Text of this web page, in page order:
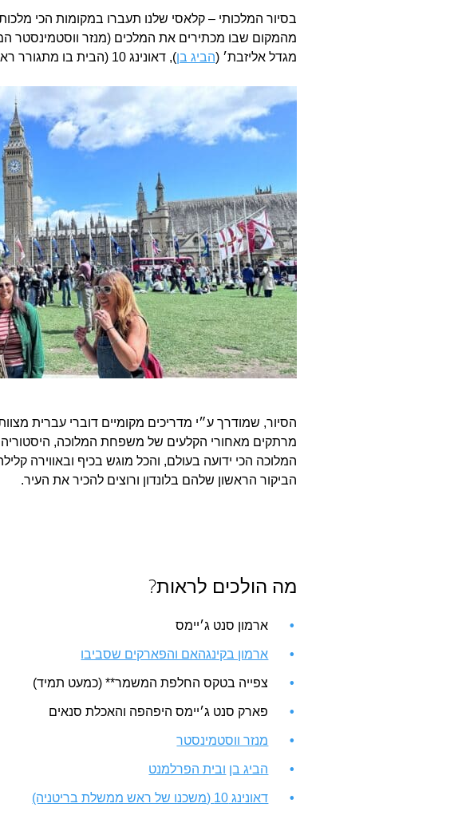
בסיור המלכותי – קלאסי שלנו תעברו במקומות הכי
מהמקום שבו מכתירים את המלכים (מנזר ווסטמינסטר
מגדל אליזבת׳ (הביג בן), דאונינג 10 (הבית בו מתגורר ראש ממשלת בריטניה),
הסיור, שמודרך ע״י מדריכים מקומיים דוברי עברית
מרתקים מאחורי הקלעים של משפחת המלוכה, היסטוריה
המלוכה הכי ידועה בעולם, והכל מוגש בכיף ובאווירה
הביקור הראשון שלהם בלונדון ורוצים להכיר את העיר.
מה הולכים לראות?
ארמון סנט ג׳יימס
ארמון בקינגהאם והפארקים שסביבו
צפייה בטקס החלפת המשמר** (כמעט תמיד)
פארק סנט ג׳יימס היפהפה והאכלת סנאים
מנזר ווסטמינסטר
הביג בן ובית הפרלמנט
דאונינג 10 (משכנו של ראש ממשלת בריטניה)